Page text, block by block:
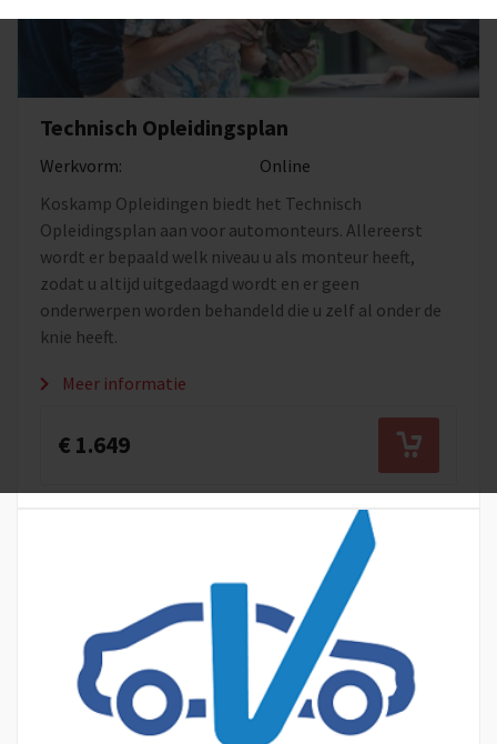
Technisch Opleidingsplan
Werkvorm:
Online
Koskamp Opleidingen biedt het Technisch
Opleidingsplan aan voor automonteurs. Allereerst
wordt er bepaald welk niveau u als monteur heeft,
zodat u altijd uitgedaagd wordt en er geen
onderwerpen worden behandeld die u zelf al onder de
knie heeft.
Meer informatie
€ 1.649